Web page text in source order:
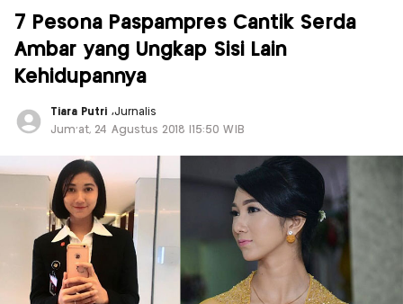
7 Pesona Paspampres Cantik Serda
Ambar yang Ungkap Sisi Lain
Kehidupannya
Tiara Putri ,Jurnalis
Jum'at, 24 Agustus 2018 |15:50 WIB